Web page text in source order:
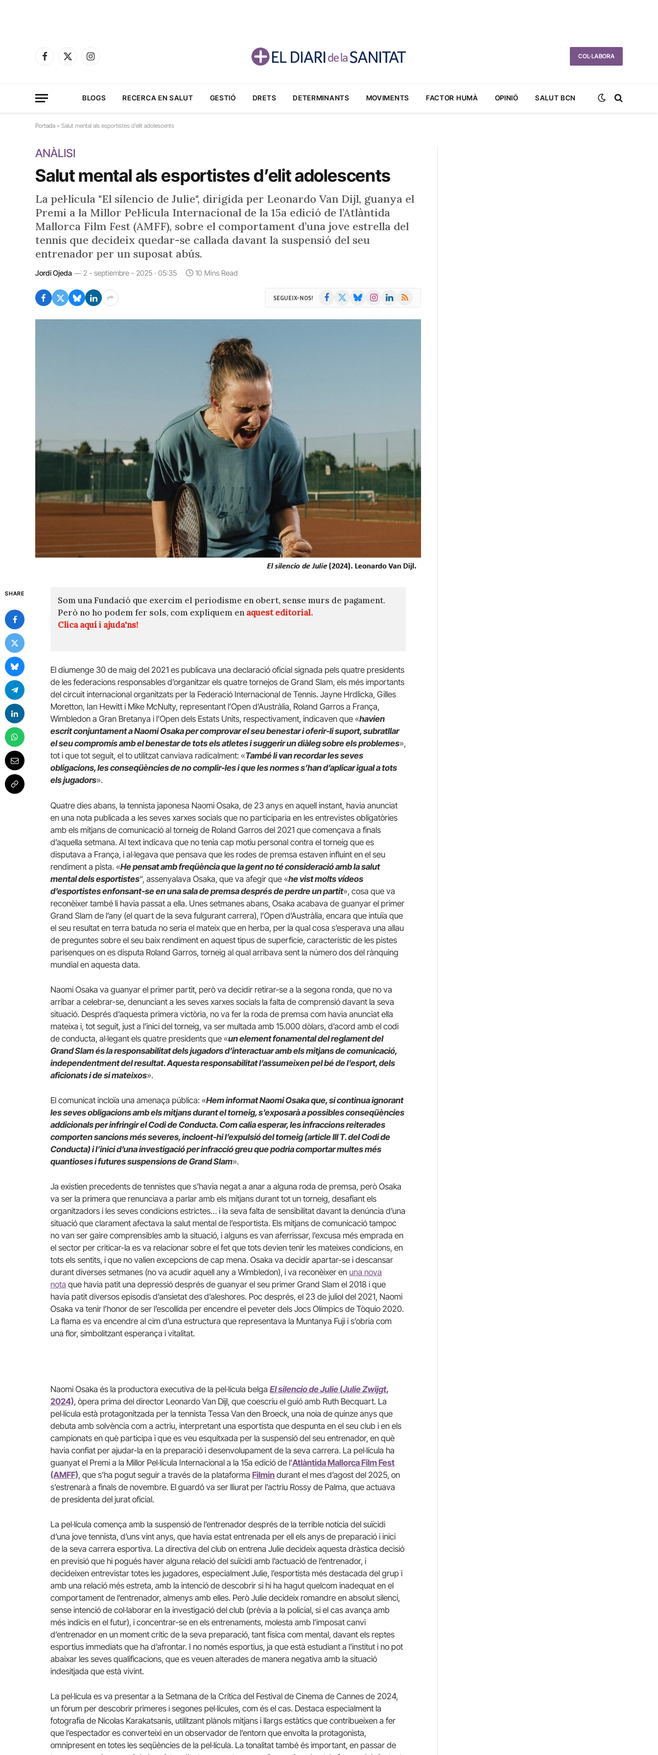
Facebook
X
Instagram
COL·LABORA
BLOGS RECERCA EN SALUT GESTIÓ DRETS DETERMINANTS MOVIMENTS FACTOR HUMÀ OPINIÓ SALUT BCN
Portada » Salut mental als esportistes d’elit adolescents
ANÀLISI
Salut mental als esportistes d’elit adolescents
La pel·lícula "El silencio de Julie", dirigida per Leonardo Van Dijl, guanya el
Premi a la Millor Pel·lícula Internacional de la 15a edició de l’Atlàntida
Mallorca Film Fest (AMFF), sobre el comportament d’una jove estrella del
tennis que decideix quedar-se callada davant la suspensió del seu
entrenador per un suposat abús.
Jordi Ojeda 2 - septiembre - 2025 · 05:35 10 Mins Read
SEGUEIX-NOS! Facebook BlueskyInstagramLinkedIn
RSS
SHARE
Som una Fundació que exercim el periodisme en obert, sense murs de pagament.
Però no ho podem fer sols, com expliquem en aquest editorial.
Clica aquí i ajuda'ns!
El diumenge 30 de maig del 2021 es publicava una declaració oficial signada pels quatre presidents
de les federacions responsables d’organitzar els quatre tornejos de Grand Slam, els més importants
del circuit internacional organitzats per la Federació Internacional de Tennis. Jayne Hrdlicka, Gilles
Moretton, Ian Hewitt i Mike McNulty, representant l’Open d’Austràlia, Roland Garros a França,
Wimbledon a Gran Bretanya i l’Open dels Estats Units, respectivament, indicaven que «havien
escrit conjuntament a Naomi Osaka per comprovar el seu benestar i oferir-li suport, subratllar
el seu compromís amb el benestar de tots els atletes i suggerir un diàleg sobre els problemes»,
tot i que tot seguit, el to utilitzat canviava radicalment: «També li van recordar les seves
obligacions, les conseqüències de no complir-les i que les normes s’han d’aplicar igual a tots
els jugadors».
Quatre dies abans, la tennista japonesa Naomi Osaka, de 23 anys en aquell instant, havia anunciat
en una nota publicada a les seves xarxes socials que no participaria en les entrevistes obligatòries
amb els mitjans de comunicació al torneig de Roland Garros del 2021 que començava a finals
d’aquella setmana. Al text indicava que no tenia cap motiu personal contra el torneig que es
disputava a França, i al·legava que pensava que les rodes de premsa estaven influint en el seu
rendiment a pista. «He pensat amb freqüència que la gent no té consideració amb la salut
mental dels esportistes“, assenyalava Osaka, que va afegir que «he vist molts vídeos
d’esportistes enfonsant-se en una sala de premsa després de perdre un partit», cosa que va
reconèixer també li havia passat a ella. Unes setmanes abans, Osaka acabava de guanyar el primer
Grand Slam de l’any (el quart de la seva fulgurant carrera), l’Open d’Austràlia, encara que intuïa que
el seu resultat en terra batuda no seria el mateix que en herba, per la qual cosa s’esperava una allau
de preguntes sobre el seu baix rendiment en aquest tipus de superfície, característic de les pistes
parisenques on es disputa Roland Garros, torneig al qual arribava sent la número dos del rànquing
mundial en aquesta data.
Naomi Osaka va guanyar el primer partit, però va decidir retirar-se a la segona ronda, que no va
arribar a celebrar-se, denunciant a les seves xarxes socials la falta de comprensió davant la seva
situació. Després d’aquesta primera victòria, no va fer la roda de premsa com havia anunciat ella
mateixa i, tot seguit, just a l’inici del torneig, va ser multada amb 15.000 dòlars, d’acord amb el codi
de conducta, al·legant els quatre presidents que «un element fonamental del reglament del
Grand Slam és la responsabilitat dels jugadors d’interactuar amb els mitjans de comunicació,
independentment del resultat. Aquesta responsabilitat l’assumeixen pel bé de l’esport, dels
aficionats i de si mateixos».
El comunicat incloïa una amenaça pública: «Hem informat Naomi Osaka que, si continua ignorant
les seves obligacions amb els mitjans durant el torneig, s’exposarà a possibles conseqüències
addicionals per infringir el Codi de Conducta. Com calia esperar, les infraccions reiterades
comporten sancions més severes, incloent-hi l’expulsió del torneig (article III T. del Codi de
Conducta) i l’inici d’una investigació per infracció greu que podria comportar multes més
quantioses i futures suspensions de Grand Slam».
Ja existien precedents de tennistes que s’havia negat a anar a alguna roda de premsa, però Osaka
va ser la primera que renunciava a parlar amb els mitjans durant tot un torneig, desafiant els
organitzadors i les seves condicions estrictes… i la seva falta de sensibilitat davant la denúncia d’una
situació que clarament afectava la salut mental de l’esportista. Els mitjans de comunicació tampoc
no van ser gaire comprensibles amb la situació, i alguns es van aferrissar, l’excusa més emprada en
el sector per criticar-la es va relacionar sobre el fet que tots devien tenir les mateixes condicions, en
tots els sentits, i que no valien excepcions de cap mena. Osaka va decidir apartar-se i descansar
durant diverses setmanes (no va acudir aquell any a Wimbledon), i va reconèixer en una nova
nota que havia patit una depressió després de guanyar el seu primer Grand Slam el 2018 i que
havia patit diversos episodis d’ansietat des d’aleshores. Poc després, el 23 de juliol del 2021, Naomi
Osaka va tenir l’honor de ser l’escollida per encendre el peveter dels Jocs Olímpics de Tòquio 2020.
La flama es va encendre al cim d’una estructura que representava la Muntanya Fuji i s’obria com
una flor, simbolitzant esperança i vitalitat.
Naomi Osaka és la productora executiva de la pel·lícula belga El silencio de Julie (Julie Zwijgt,
2024), òpera prima del director Leonardo Van Dijl, que coescriu el guió amb Ruth Becquart. La
pel·lícula està protagonitzada per la tennista Tessa Van den Broeck, una noia de quinze anys que
debuta amb solvència com a actriu, interpretant una esportista que despunta en el seu club i en els
campionats en què participa i que es veu esquitxada per la suspensió del seu entrenador, en què
havia confiat per ajudar-la en la preparació i desenvolupament de la seva carrera. La pel·lícula ha
guanyat el Premi a la Millor Pel·lícula Internacional a la 15a edició de l’Atlàntida Mallorca Film Fest
(AMFF), que s’ha pogut seguir a través de la plataforma Filmin durant el mes d’agost del 2025, on
s’estrenarà a finals de novembre. El guardó va ser lliurat per l’actriu Rossy de Palma, que actuava
de presidenta del jurat oficial.
La pel·lícula comença amb la suspensió de l’entrenador després de la terrible notícia del suïcidi
d’una jove tennista, d’uns vint anys, que havia estat entrenada per ell els anys de preparació i inici
de la seva carrera esportiva. La directiva del club on entrena Julie decideix aquesta dràstica decisió
en previsió que hi pogués haver alguna relació del suïcidi amb l’actuació de l’entrenador, i
decideixen entrevistar totes les jugadores, especialment Julie, l’esportista més destacada del grup i
amb una relació més estreta, amb la intenció de descobrir si hi ha hagut quelcom inadequat en el
comportament de l’entrenador, almenys amb elles. Però Julie decideix romandre en absolut silenci,
sense intenció de col·laborar en la investigació del club (prèvia a la policial, si el cas avança amb
més indicis en el futur), i concentrar-se en els entrenaments, molesta amb l’imposat canvi
d’entrenador en un moment crític de la seva preparació, tant física com mental, davant els reptes
esportius immediats que ha d’afrontar. I no només esportius, ja que està estudiant a l’institut i no pot
abaixar les seves qualificacions, que es veuen alterades de manera negativa amb la situació
indesitjada que està vivint.
La pel·lícula es va presentar a la Setmana de la Crítica del Festival de Cinema de Cannes de 2024,
un fòrum per descobrir primeres i segones pel·lícules, com és el cas. Destaca especialment la
fotografia de Nicolas Karakatsanis, utilitzant plànols mitjans i llargs estàtics que contribueixen a fer
que l’espectador es converteixi en un observador de l’entorn que envolta la protagonista,
omnipresent en totes les seqüències de la pel·lícula. La tonalitat també és important, en passar de